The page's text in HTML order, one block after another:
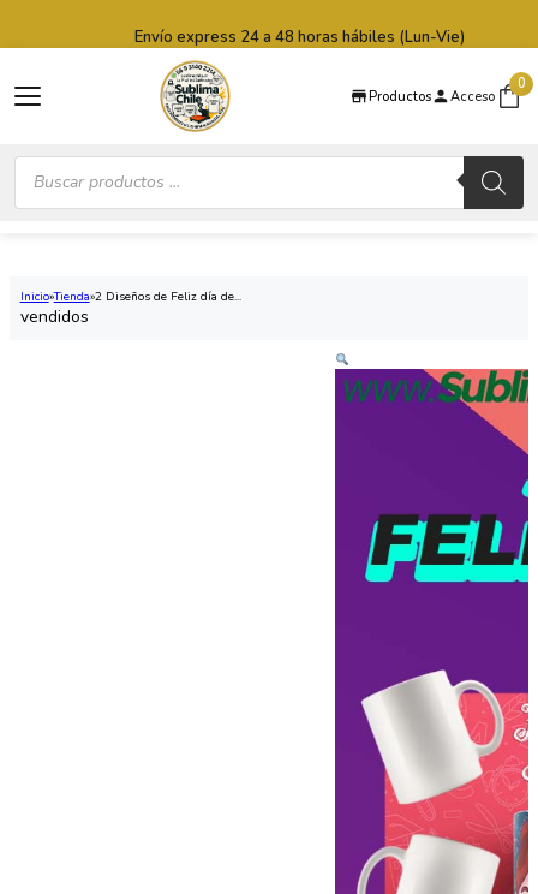
Productos Acceso
0
Búsqueda
productos
Envío express 24 a 48 horas hábiles (Lun-Vie)
Inicio Tienda 2 Diseños de Feliz día de...
vendidos